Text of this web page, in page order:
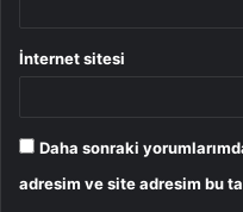
İnternet sitesi
Daha sonraki
adresim ve site adresim bu